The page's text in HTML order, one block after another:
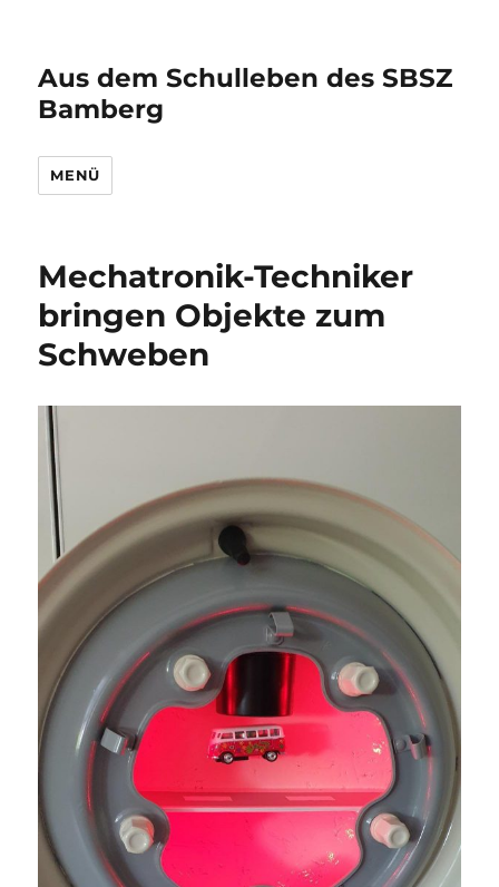
Aus dem Schulleben des SBSZ
Bamberg
MENÜ
Mechatronik-Techniker
bringen Objekte zum
Schweben